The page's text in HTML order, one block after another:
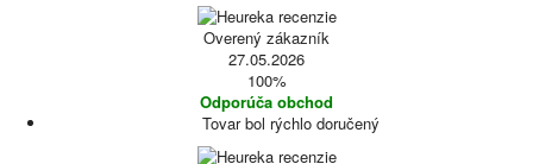
Overený zákazník
27.05.2026
100%
Odporúča obchod
Tovar bol rýchlo doručený